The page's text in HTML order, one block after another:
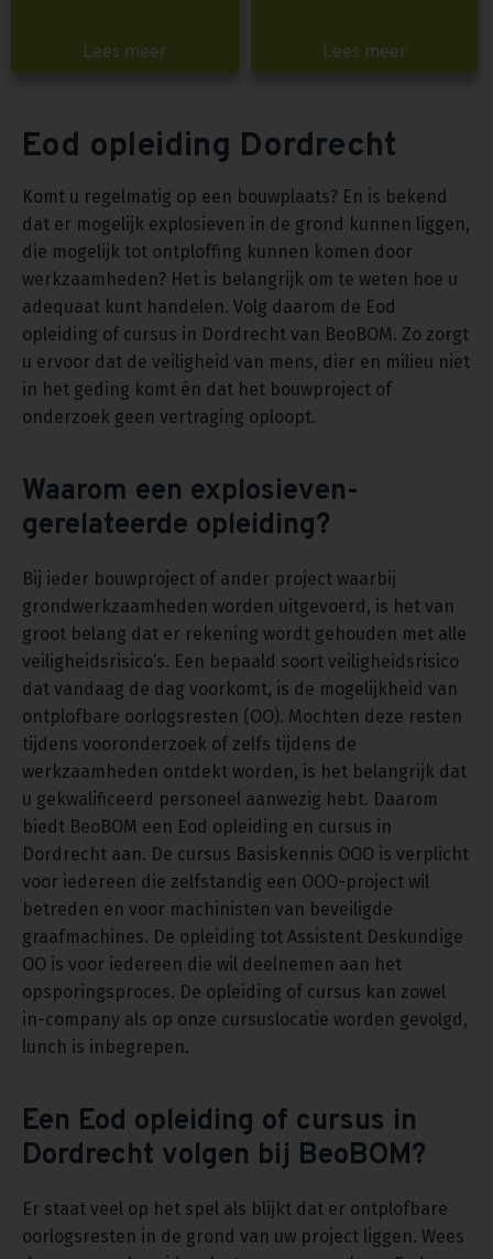
Lees meer Lees meer
Eod opleiding Dordrecht
Komt u regelmatig op een bouwplaats? En is bekend
dat er mogelijk explosieven in de grond kunnen liggen,
die mogelijk tot ontploffing kunnen komen door
werkzaamheden? Het is belangrijk om te weten hoe u
adequaat kunt handelen. Volg daarom de Eod
opleiding of cursus in Dordrecht van BeoBOM. Zo zorgt
u ervoor dat de veiligheid van mens, dier en milieu niet
in het geding komt én dat het bouwproject of
onderzoek geen vertraging oploopt.
Waarom een explosieven-
gerelateerde opleiding?
Bij ieder bouwproject of ander project waarbij
grondwerkzaamheden worden uitgevoerd, is het van
groot belang dat er rekening wordt gehouden met alle
veiligheidsrisico’s. Een bepaald soort veiligheidsrisico
dat vandaag de dag voorkomt, is de mogelijkheid van
ontplofbare oorlogsresten (OO). Mochten deze resten
tijdens vooronderzoek of zelfs tijdens de
werkzaamheden ontdekt worden, is het belangrijk dat
u gekwalificeerd personeel aanwezig hebt. Daarom
biedt BeoBOM een Eod opleiding en cursus in
Dordrecht aan. De cursus Basiskennis OOO is verplicht
voor iedereen die zelfstandig een OOO-project wil
betreden en voor machinisten van beveiligde
graafmachines. De opleiding tot Assistent Deskundige
OO is voor iedereen die wil deelnemen aan het
opsporingsproces. De opleiding of cursus kan zowel
in-company als op onze cursuslocatie worden gevolgd,
lunch is inbegrepen.
Een Eod opleiding of cursus in
Dordrecht volgen bij BeoBOM?
Er staat veel op het spel als blijkt dat er ontplofbare
oorlogsresten in de grond van uw project liggen. Wees